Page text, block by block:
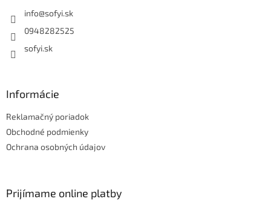
info@sofyi.sk
0948282525
sofyi.sk
Informácie
Reklamačný poriadok
Obchodné podmienky
Ochrana osobných údajov
Prijímame online platby